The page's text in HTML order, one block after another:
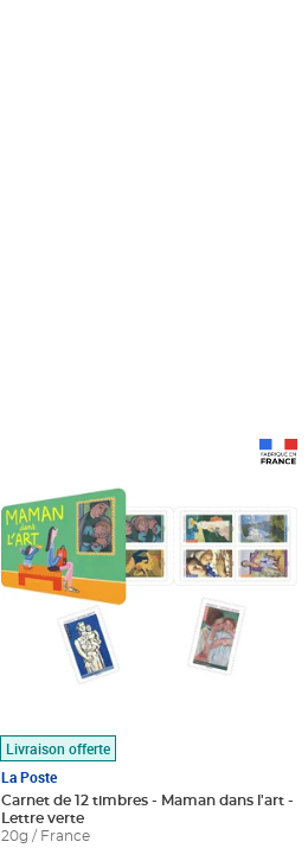
Livraison offerte
La Poste
Carnet de 12 timbres - Maman dans l'art -
Lettre verte
20g / France